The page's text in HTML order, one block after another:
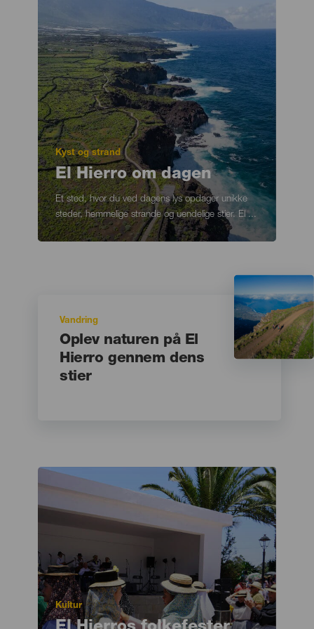
Motivación
Principal
Kyst og strand
Titular
El Hierro om dagen
Texto
para
listados
Et sted, hvor du ved dagens lys opdager unikke
steder, hemmelige strande og uendelige stier. El ...
Imagen
Listado
Imagen
Motivación
Principal
Vandring
Oplev naturen på El
Hierro gennem dens
stier
Imagen
Imagen
Motivación
Principal
Kultur
Titular